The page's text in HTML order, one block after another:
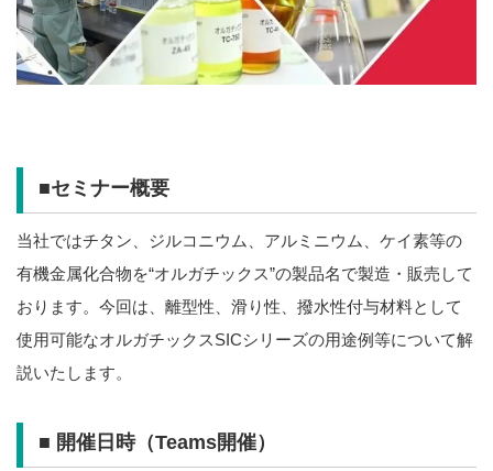
■セミナー概要
当社ではチタン、ジルコニウム、アルミニウム、ケイ素等の
有機金属化合物を“オルガチックス”の製品名で製造・販売して
おります。今回は、離型性、滑り性、撥水性付与材料として
使用可能なオルガチックスSICシリーズの用途例等について解
説いたします。
■ 開催日時（Teams開催）